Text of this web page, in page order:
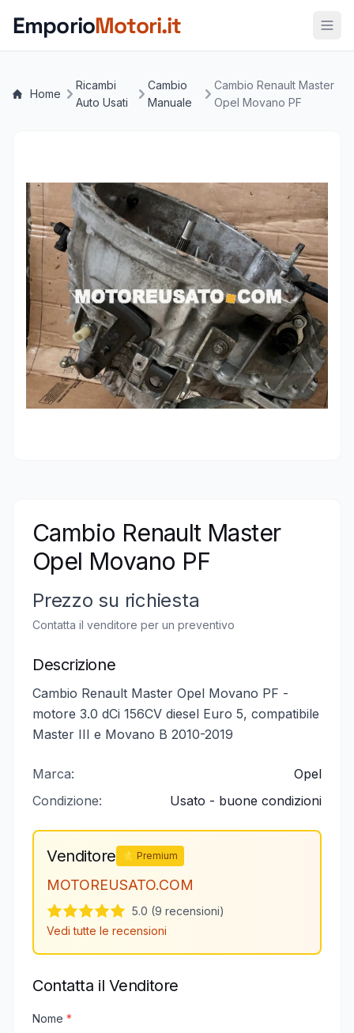
EmporioMotori.it
Home
Ricambi
Auto Usati
Cambio
Manuale
Cambio Renault Master
Opel Movano PF
Cambio Renault Master
Opel Movano PF
Prezzo su richiesta
Contatta il venditore per un preventivo
Descrizione
Cambio Renault Master Opel Movano PF -
motore 3.0 dCi 156CV diesel Euro 5, compatibile
Master III e Movano B 2010-2019
Marca:
Opel
Condizione:
Usato - buone condizioni
Venditore ⭐ Premium
MOTOREUSATO.COM
5.0 (9 recensioni)
Vedi tutte le recensioni
Contatta il Venditore
Nome *